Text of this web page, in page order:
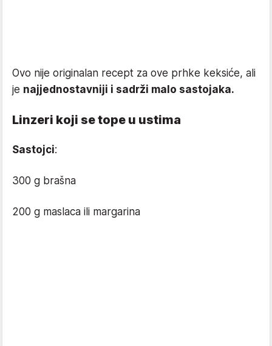
Ovo nije originalan recept za ove prhke keksiće, ali
je najjednostavniji i sadrži malo sastojaka.
Linzeri koji se tope u ustima
Sastojci:
300 g brašna
200 g maslaca ili margarina